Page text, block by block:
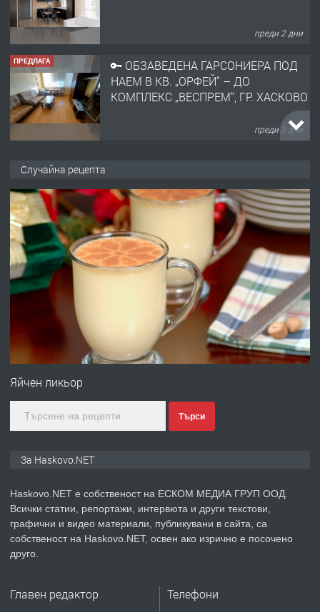
преди 2 дни
ПРЕДЛАГА
🔑 ОБЗАВЕДЕНА ГАРСОНИЕРА ПОД
НАЕМ В КВ. „ОРФЕЙ“ – ДО
КОМПЛЕКС „ВЕСПРЕМ“, ГР. ХАСКОВО
преди 3 дни
АПАРТАМЕНТ В ЦЕНТЪРА НА ГР.
ХАСКОВО
преди 4 дни
ПРЕДЛАГА Давам гараж под наем
преди 4 дни
ПРЕДЛАГА
№4120 Магазин/Офис под наем в кв.
преди 5 дни
ПРЕДЛАГА
Продавам парцел в гр. Хасково кв.
Случайна рецепта
Яйчен ликьор
Търси
За Haskovo.NET
Haskovo.NET е собственост на ЕСКОМ МЕДИА ГРУП ООД.
Всички статии, репортажи, интервюта и други текстови,
графични и видео материали, публикувани в сайта, са
собственост на Haskovo.NET, освен ако изрично е посочено
друго.
Главен редактор Телефони